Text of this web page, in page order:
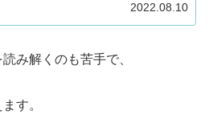
2022.08.10
み解くのも苦手で、
す。